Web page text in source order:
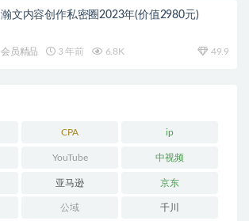
瀚文内容创作私密圈2023年(价值2980元)
会员精品 3 年前 6.8K 49.9
CPA ip
YouTube 中视频
亚马逊 京东
公域 千川